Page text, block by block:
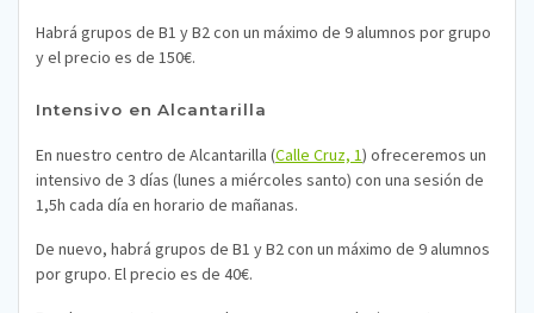
Habrá grupos de B1 y B2 con un máximo de 9 alumnos por grupo
y el precio es de 150€.
Intensivo en Alcantarilla
En nuestro centro de Alcantarilla (Calle Cruz, 1) ofreceremos un
intensivo de 3 días (lunes a miércoles santo) con una sesión de
1,5h cada día en horario de mañanas.
De nuevo, habrá grupos de B1 y B2 con un máximo de 9 alumnos
por grupo. El precio es de 40€.